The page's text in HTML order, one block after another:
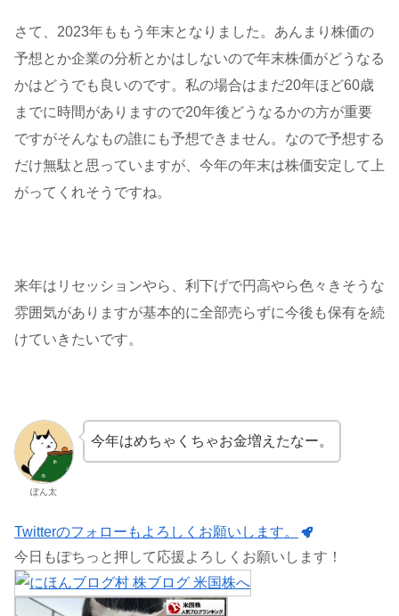
さて、2023年ももう年末となりました。あんまり株価の
予想とか企業の分析とかはしないので年末株価がどうなる
かはどうでも良いのです。私の場合はまだ20年ほど60歳
までに時間がありますので20年後どうなるかの方が重要
ですがそんなもの誰にも予想できません。なので予想する
だけ無駄と思っていますが、今年の年末は株価安定して上
がってくれそうですね。
来年はリセッションやら、利下げで円高やら色々きそうな
雰囲気がありますが基本的に全部売らずに今後も保有を続
けていきたいです。
ぽん太
今年はめちゃくちゃお金増えたなー。
Twitterのフォローもよろしくお願いします。
今日もぽちっと押して応援よろしくお願いします！